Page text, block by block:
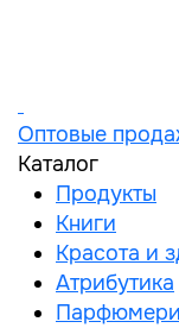
Оптовые
Каталог
Продукты
Книги
Красота и
Атрибутика